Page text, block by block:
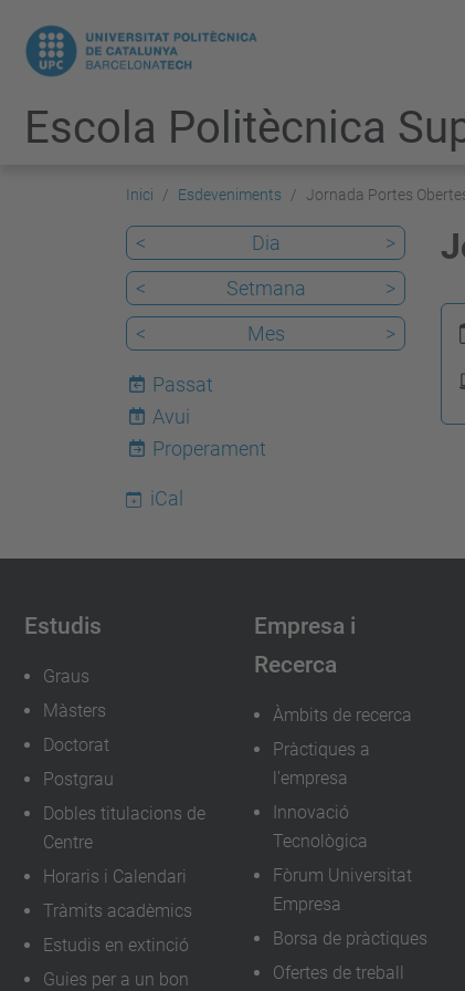
Escola Politècnica
Inici Esdeveniments Jornada Portes
< Dia
>
<
Setmana
>
<
Mes >
Passat
8
Avui
Properament
iCal
Estudis
Graus
Màsters
Doctorat
Postgrau
Dobles titulacions de
Centre
Horaris i Calendari
Tràmits acadèmics
Estudis en extinció
Guies per a un bon
Empresa i
Recerca
Àmbits de recerca
Pràctiques a
l'empresa
Innovació
Tecnològica
Fòrum Universitat
Empresa
Borsa de pràctiques
Ofertes de treball